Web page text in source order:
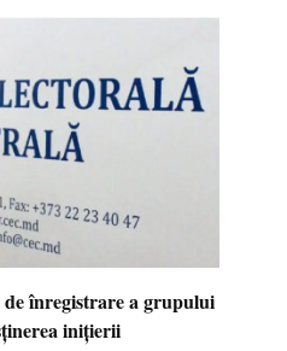
înregistrare a grupului
inițierii